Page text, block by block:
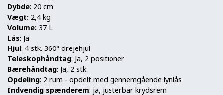
Dybde: 20 cm
Vægt: 2,4 kg
Volume: 37 L
Lås: Ja
Hjul: 4 stk. 360° drejehjul
Teleskophåndtag: Ja, 2 positioner
Bærehåndtag: Ja, 2 stk.
Opdeling: 2 rum - opdelt med gennemgående lynlås
Indvendig spænderem: ja, justerbar krydsrem